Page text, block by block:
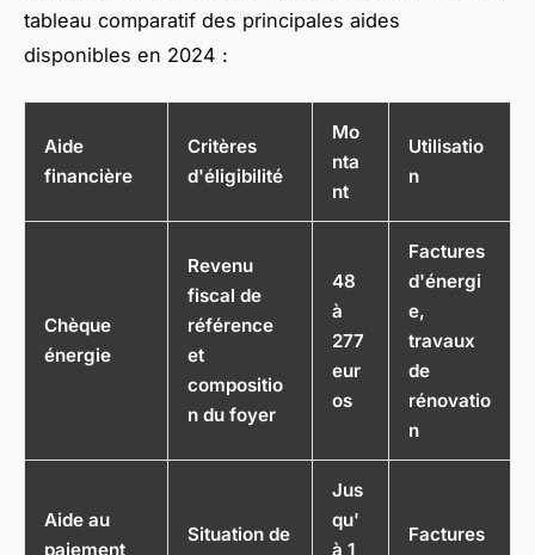
tableau comparatif des principales aides
disponibles en 2024 :
Aide
financière
Critères
d'éligibilité
Mo
nta
nt
Utilisatio
n
Chèque
énergie
Revenu
fiscal de
référence
et
compositio
n du foyer
48
à
277
eur
os
Factures
d'énergi
e,
travaux
de
rénovatio
n
Aide au
paiement
Situation de
Jus
qu'
à 1
Factures